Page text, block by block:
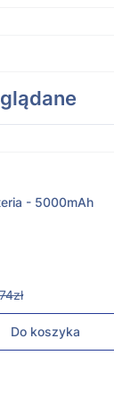
- 5000mAh
Do koszyka